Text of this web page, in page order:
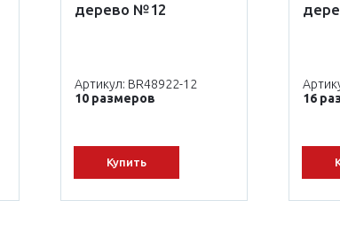
дерево №12
Артикул: BR48922-12
10 размеров
Купить
16